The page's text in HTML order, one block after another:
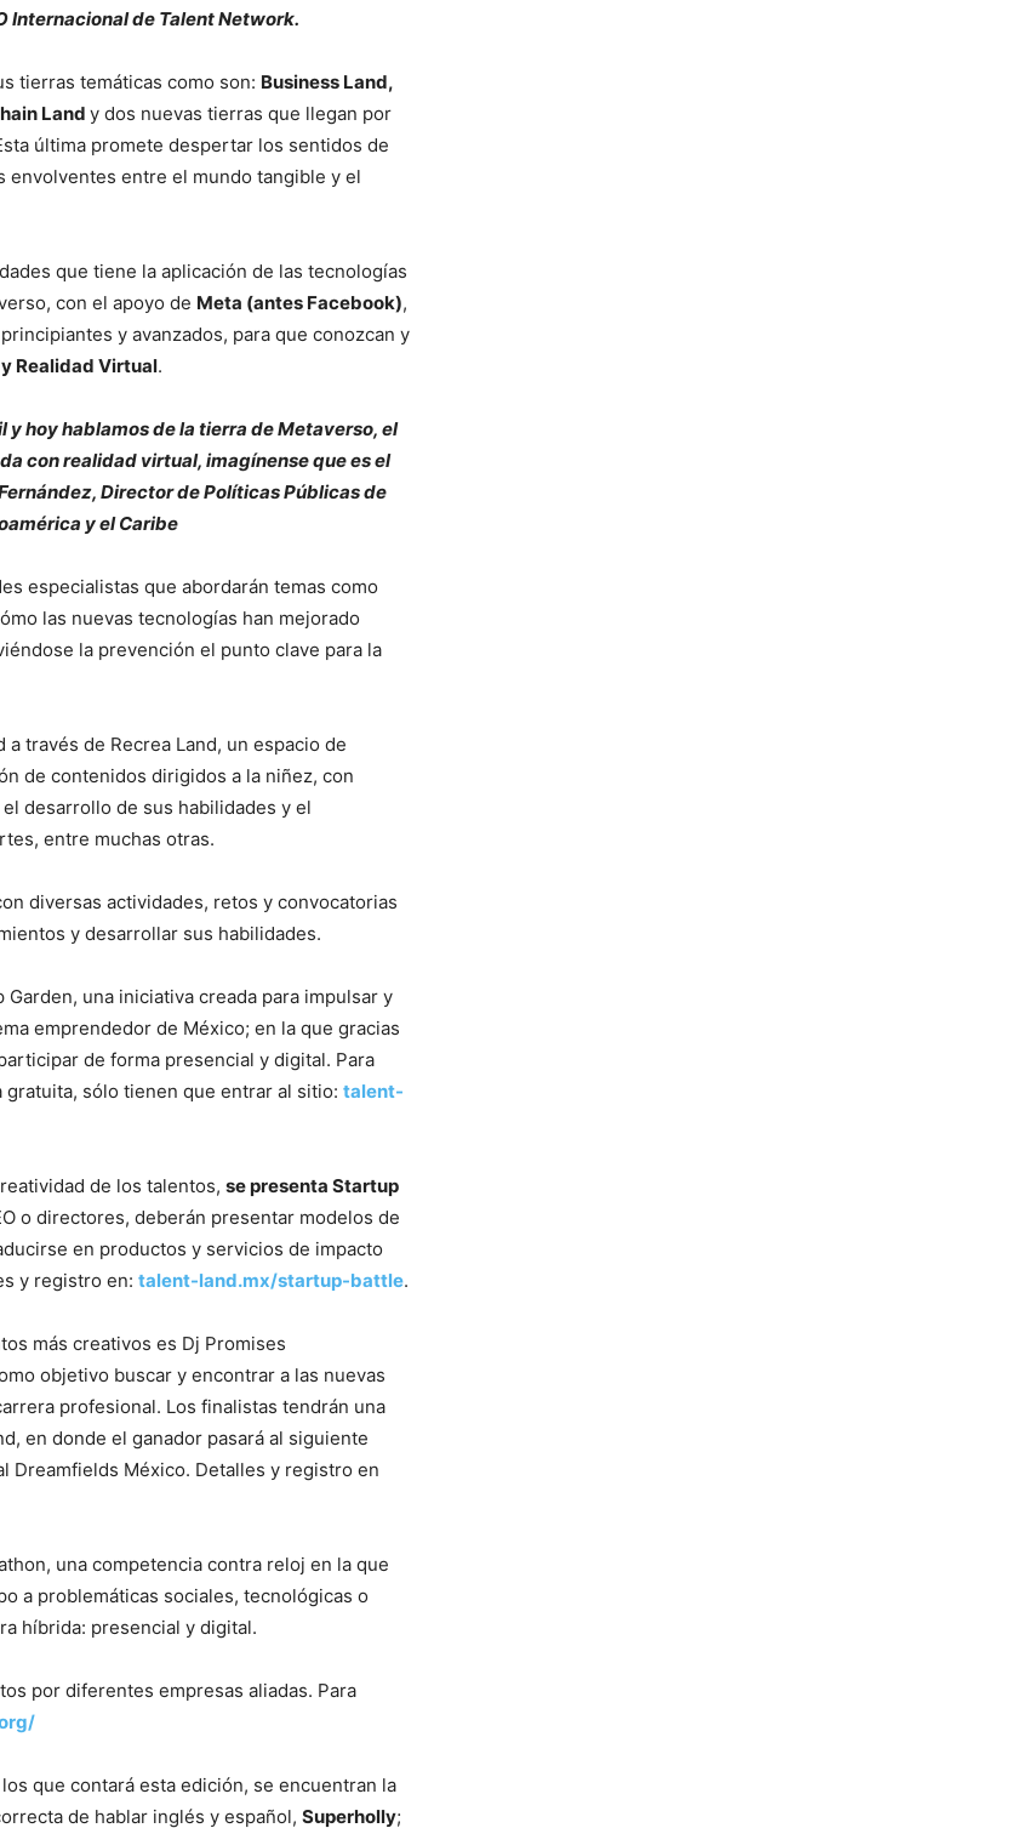
Internacional de Talent Network.
tierras temáticas como son: Business Land,
Land y dos nuevas tierras que llegan por
última promete despertar los sentidos de
envolventes entre el mundo tangible y el
que tiene la aplicación de las tecnologías
con el apoyo de Meta (antes Facebook),
y avanzados, para que conozcan y
Realidad Virtual.
hoy hablamos de la tierra de Metaverso, el
con realidad virtual, imagínense que es el
Director de Políticas Públicas de
y el Caribe
especialistas que abordarán temas como
las nuevas tecnologías han mejorado
la prevención el punto clave para la
través de Recrea Land, un espacio de
de contenidos dirigidos a la niñez, con
desarrollo de sus habilidades y el
entre muchas otras.
diversas actividades, retos y convocatorias
y desarrollar sus habilidades.
una iniciativa creada para impulsar y
emprendedor de México; en la que gracias
de forma presencial y digital. Para
sólo tienen que entrar al sitio: talent-
de los talentos, se presenta Startup
o directores, deberán presentar modelos de
en productos y servicios de impacto
y registro en: talent-land.mx/startup-battle.
más creativos es Dj Promises
objetivo buscar y encontrar a las nuevas
profesional. Los finalistas tendrán una
en donde el ganador pasará al siguiente
Dreamfields México. Detalles y registro en
una competencia contra reloj en la que
a problemáticas sociales, tecnológicas o
híbrida: presencial y digital.
por diferentes empresas aliadas. Para
que contará esta edición, se encuentran la
de hablar inglés y español, Superholly;